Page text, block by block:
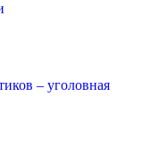
– уголовная